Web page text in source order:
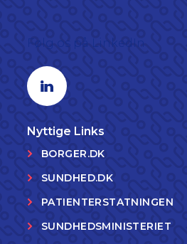
Linkedin profil
Nyttige Links
BORGER.DK
SUNDHED.DK
PATIENTERSTATNINGEN
SUNDHEDSMINISTERIET